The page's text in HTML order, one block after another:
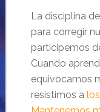
La disciplina
para corregir
participemos
Cuando
equivocamos
resistimos a